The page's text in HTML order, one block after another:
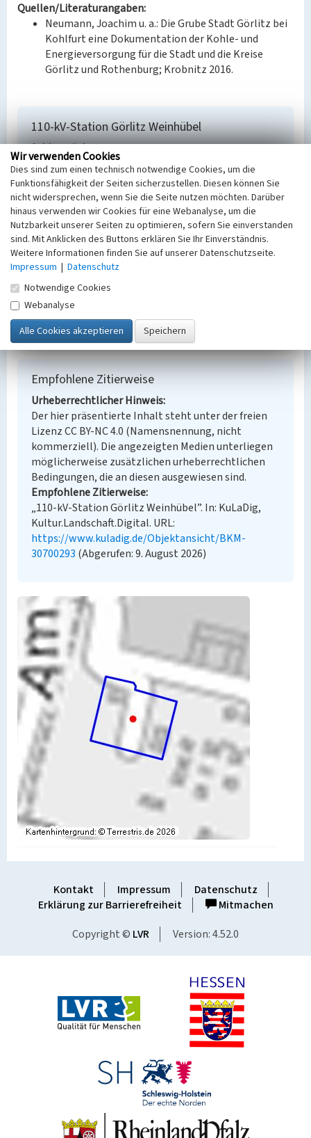
Quellen/Literaturangaben:
Neumann, Joachim u. a.: Die Grube Stadt Görlitz bei
Kohlfurt eine Dokumentation der Kohle- und
Energieversorgung für die Stadt und die Kreise
Görlitz und Rothenburg; Krobnitz 2016.
110-kV-Station Görlitz Weinhübel
Schlagwörter
Umspannwerk
Straße / Hausnummer
Leschwitzer Straße 52
Ort
Görlitz - Weinhübel
Fachsicht(en)
Denkmalpflege
Erfassungsmaßstab
Keine Angabe
Erfassungsmethode
Übernahme aus externer Fachdatenbank
Empfohlene Zitierweise
Urheberrechtlicher Hinweis
Der hier präsentierte Inhalt steht unter der freien
Lizenz CC BY-NC 4.0 (Namensnennung, nicht
kommerziell). Die angezeigten Medien unterliegen
möglicherweise zusätzlichen urheberrechtlichen
Bedingungen, die an diesen ausgewiesen sind.
Empfohlene Zitierweise
„110-kV-Station Görlitz Weinhübel”. In: KuLaDig,
Kultur.Landschaft.Digital. URL:
https://www.kuladig.de/Objektansicht/BKM-
30700293 (Abgerufen: 9. August 2026)
Kontakt Impressum
Datenschutz
Erklärung zur Barrierefreiheit
Mitmachen
Copyright © LVR Version: 4.52.0
Wir verwenden Cookies
Dies sind zum einen technisch notwendige Cookies, um die
Funktionsfähigkeit der Seiten sicherzustellen. Diesen können Sie
nicht widersprechen, wenn Sie die Seite nutzen möchten. Darüber
hinaus verwenden wir Cookies für eine Webanalyse, um die
Nutzbarkeit unserer Seiten zu optimieren, sofern Sie einverstanden
sind. Mit Anklicken des Buttons erklären Sie Ihr Einverständnis.
Weitere Informationen finden Sie auf unserer Datenschutzseite.
Impressum | Datenschutz
Notwendige Cookies
Webanalyse